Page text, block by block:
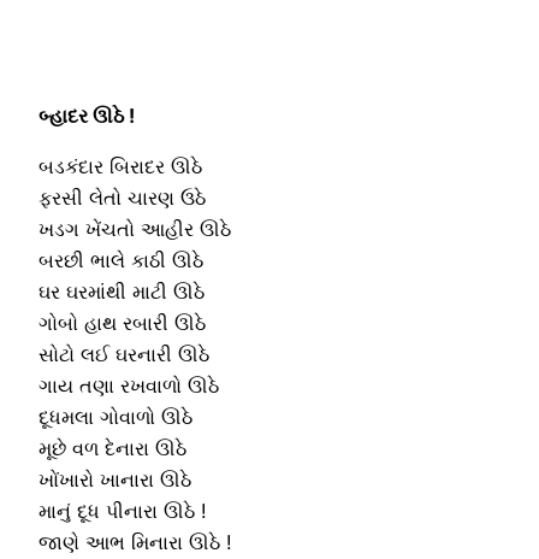
બ્હાદર ઊઠે !
બડકંદાર બિરાદર ઊઠે
ફરસી લેતો ચારણ ઉઠે
ખડગ ખેંચતો આહીર ઊઠે
બરછી ભાલે કાઠી ઊઠે
ઘર ઘરમાંથી માટી ઊઠે
ગોબો હાથ રબારી ઊઠે
સોટો લઈ ઘરનારી ઊઠે
ગાય તણા રખવાળો ઊઠે
દૂધમલા ગોવાળો ઊઠે
મૂછે વળ દેનારા ઊઠે
ખોંખારો ખાનારા ઊઠે
માનું દૂધ પીનારા ઊઠે !
જાણે આભ મિનારા ઊઠે !